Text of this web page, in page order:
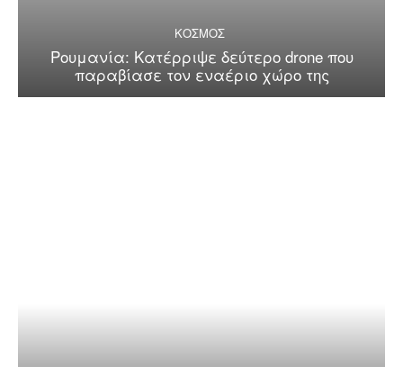
ΚΟΣΜΟΣ
Ρουμανία: Κατέρριψε δεύτερο drone που
παραβίασε τον εναέριο χώρο της